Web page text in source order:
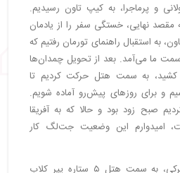
و پرماجرا، به کیپ تاون رسیدیم.
نهایی، خستگی سفر را از یادمان
به استقبال راهنمای تورمان رفتیم که
سمت ما می‌آمد. بعد از تحویل چمدان‌ها
کشید، به سمت هتل حرکت کردیم تا
و برای روزهای پیش‌رو آماده شویم.
صبح زود بود و حالا که به آفریقا
امیدوارم این وضعیت جت‌لگ کار
پس از طی‌کردن مراحل گمرکی، به سمت هتل ۵ ستاره پپر کلاب